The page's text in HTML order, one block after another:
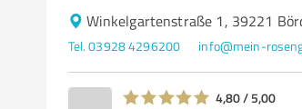
Winkelgartenstraße 1, 39221
Tel. 03928 4296200 info@mein-
4,80 / 5,00